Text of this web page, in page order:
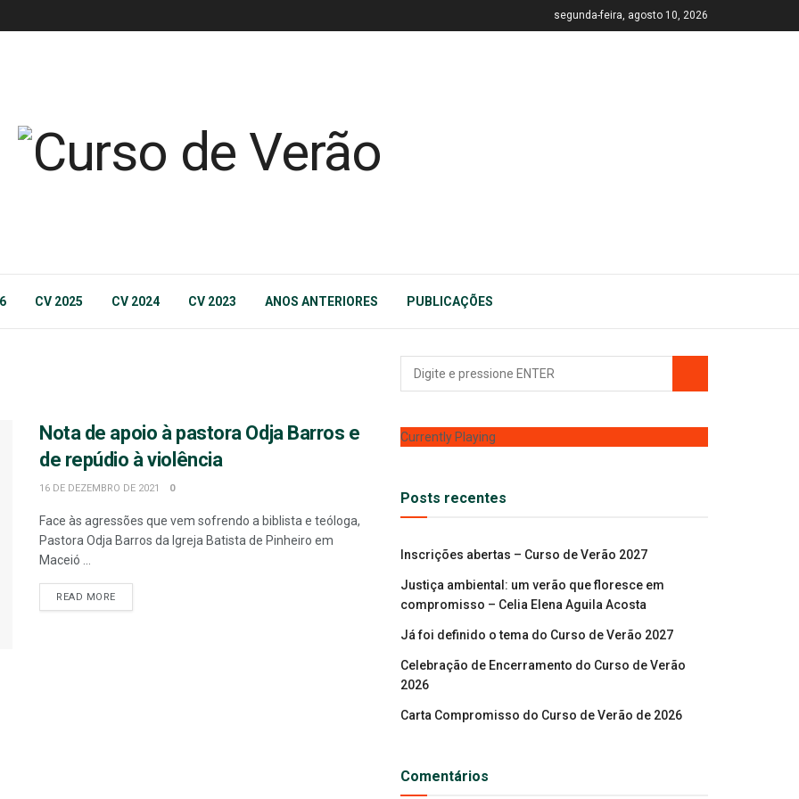
segunda-feira, agosto 10, 2026
CV 2025 CV 2024 CV 2023 ANOS ANTERIORES PUBLICAÇÕES
Nota de apoio à pastora Odja Barros e
de repúdio à violência
16 DE DEZEMBRO DE 2021 0
Face às agressões que vem sofrendo a biblista e teóloga,
Pastora Odja Barros da Igreja Batista de Pinheiro em
Maceió ...
READ MORE
Currently Playing
Posts recentes
Inscrições abertas – Curso de Verão 2027
Justiça ambiental: um verão que floresce em
compromisso – Celia Elena Aguila Acosta
Já foi definido o tema do Curso de Verão 2027
Celebração de Encerramento do Curso de Verão
2026
Carta Compromisso do Curso de Verão de 2026
Comentários